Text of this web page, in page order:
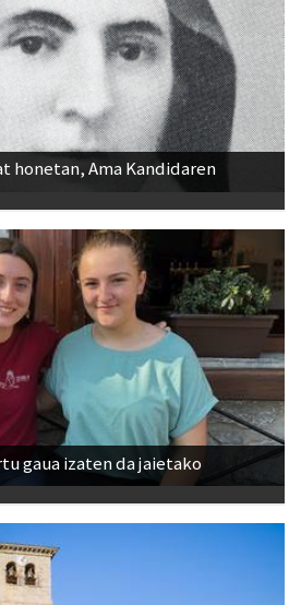
honetan, Ama Kandidaren
gaua izaten da jaietako